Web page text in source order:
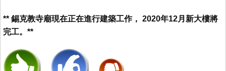
** 錫克教寺廟現在正在進行建築工作， 2020年12月新大樓將
完工。**